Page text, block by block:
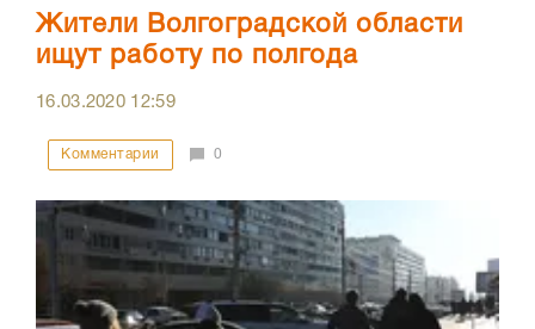
Жители Волгоградской области
ищут работу по полгода
16.03.2020 12:59
Комментарии 0